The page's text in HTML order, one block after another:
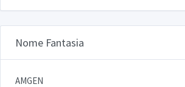
Nome Fantasia
AMGEN